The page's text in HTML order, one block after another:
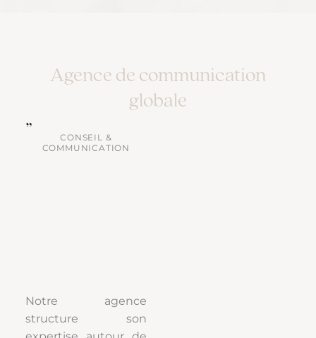
Agence de communication
globale
CONSEIL &
COMMUNICATION
Notre agence
structure son